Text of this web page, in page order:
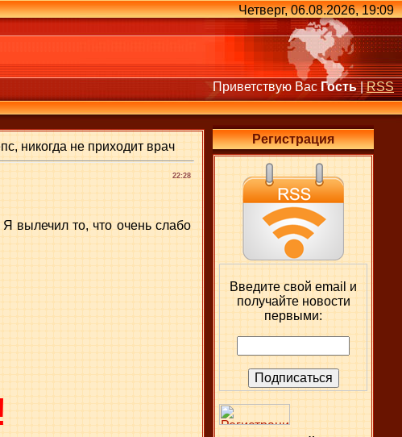
Четверг, 06.08.2026, 19:09
Приветствую Вас Гость|RSS
никогда не приходит врач
22:28
вылечил то, что очень слабо
Регистрация
Введите свой email и
получайте новости
первыми: